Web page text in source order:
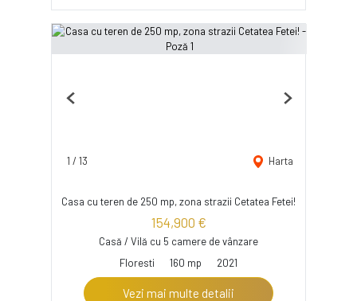
1 / 13 Harta
Previous Next
Casa cu teren de 250 mp, zona strazii Cetatea Fetei!
154,900 €
Casă / Vilă cu 5 camere de vânzare
Floresti
160 mp 2021
Vezi mai multe detalii